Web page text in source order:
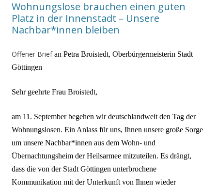
Wohnungslose brauchen einen guten
Platz in der Innenstadt – Unsere
Nachbar*innen bleiben
Offener Briefan Petra Broistedt, Oberbürgermeisterin Stadt
Göttingen
Sehr geehrte Frau Broistedt,
am 11. September begehen wir deutschlandweit den Tag der
Wohnungslosen. Ein Anlass für uns, Ihnen unsere große Sorge
um unsere Nachbar*innen aus dem Wohn- und
Übernachtungsheim der Heilsarmee mitzuteilen. Es drängt,
dass die von der Stadt Göttingen unterbrochene
Kommunikation mit der Unterkunft von Ihnen wieder